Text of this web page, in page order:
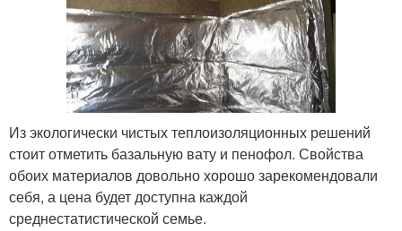
Из экологически чистых теплоизоляционных решений
стоит отметить базальную вату и пенофол. Свойства
обоих материалов довольно хорошо зарекомендовали
себя, а цена будет доступна каждой
среднестатистической семье.